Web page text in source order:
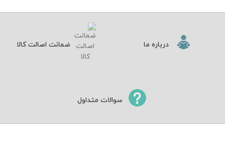
درباره ما ضمانت اصالت کالا
سوالات متداول